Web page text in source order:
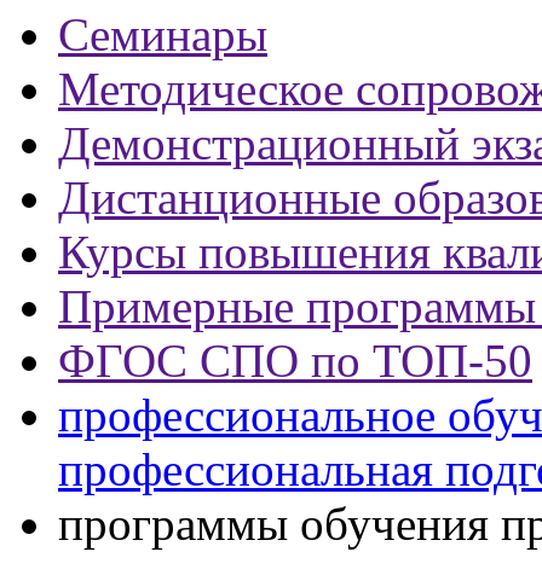
Семинары
Методическое
Демонстрационный
Дистанционные
Курсы повышения
Примерные
ФГОС СПО по ТОП-50
профессиональное
профессиональная
программы обучения